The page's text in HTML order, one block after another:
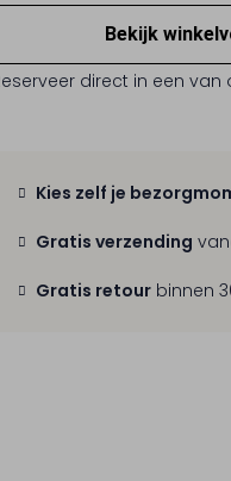
Bekijk
direct in een van
Kies zelf je
Gratis verzending
Gratis retour binnen